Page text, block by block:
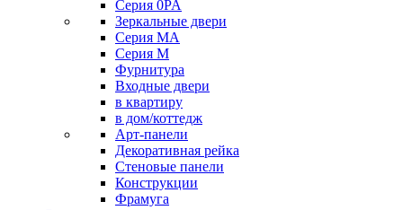
Серия 0PA
Зеркальные двери
Серия MA
Серия M
Фурнитура
Входные двери
в квартиру
в дом/коттедж
Арт-панели
Декоративная рейка
Стеновые панели
Конструкции
Фрамуга